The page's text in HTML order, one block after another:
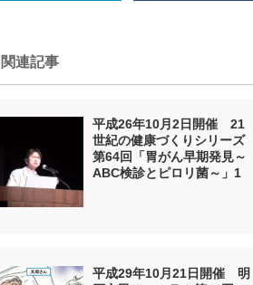
関連記事
平成26年10月2日開催 21
世紀の健康づくりシリーズ
第64回「胃がん早期発見～
ABC検診とピロリ菌～」1
平成29年10月21日開催 明